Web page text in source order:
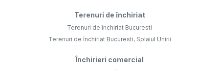
Terenuri de închiriat
Terenuri de închiriat Bucuresti
Terenuri de închiriat Bucuresti, Splaiul Unirii
Închirieri comercial